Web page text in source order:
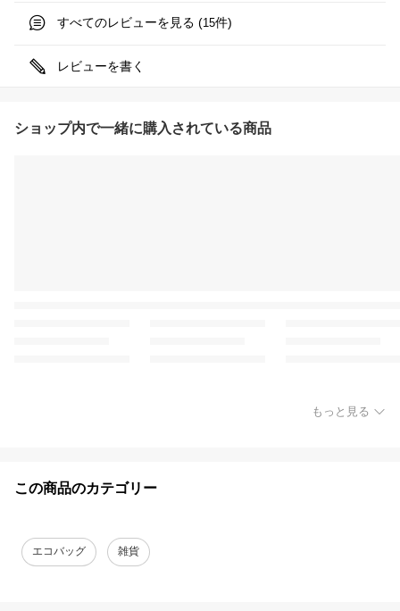
すべてのレビューを見る (15件)
レビューを書く
ショップ内で一緒に購入されている商品
もっと見る
この商品のカテゴリー
エコバッグ 雑貨